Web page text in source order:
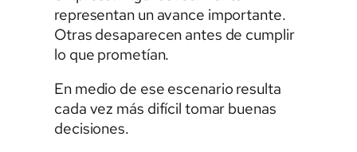
representan un avance importante.
Otras desaparecen antes de cumplir
lo que prometían.
En medio de ese escenario resulta
cada vez más difícil tomar buenas
decisiones.